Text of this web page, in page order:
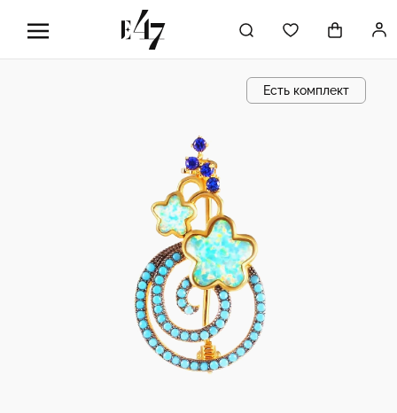
Есть комплект